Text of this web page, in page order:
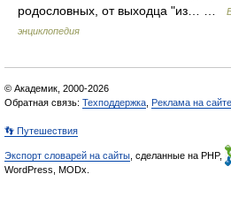
родословных, от выходца "из… …
энциклопедия
© Академик, 2000-2026
Обратная связь: Техподдержка Реклама на сайте
👣 Путешествия
Экспорт словарей на сайты , сделанные на PHP,
WordPress, MODx.